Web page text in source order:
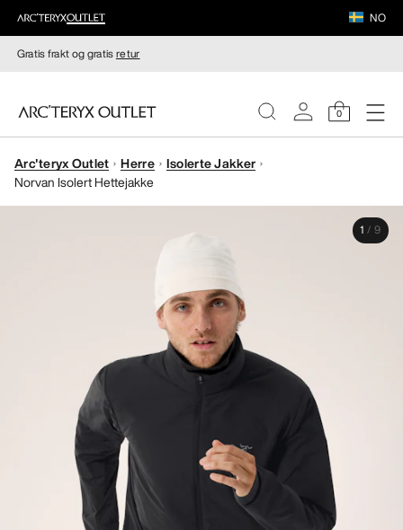
NO
Gratis frakt og gratisretur
0
DAMER
Arc'teryx Outlet Herre
Isolerte Jakker
Norvan Isolert Hettejakke
1 / 9